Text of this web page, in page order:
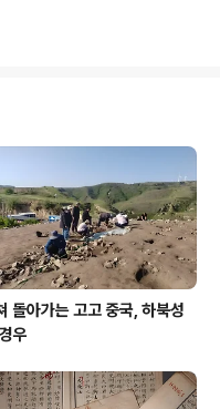
, 끼니
막 깃발
조, 유통
를 본떠
구별하기
동전은
. 그러나
物産이
돌아가는 고고 중국, 하북성
우